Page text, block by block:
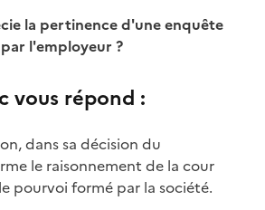
la pertinence d'une enquête
l'employeur ?
vous répond :
dans sa décision du
le raisonnement de la cour
pourvoi formé par la société.